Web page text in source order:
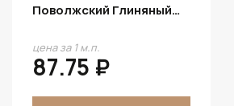
Поволжский Глиняный
цена за 1 м.п.
87.75 ₽